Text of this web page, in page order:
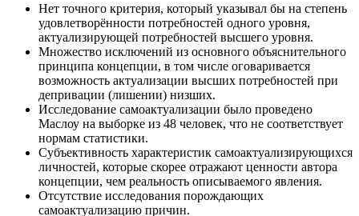
Нет точного критерия, который указывал бы на степень
удовлетворённости потребностей одного уровня,
актуализирующей потребностей высшего уровня.
Множество исключений из основного объяснительного
принципа концепции, в том числе оговаривается
возможность актуализации высших потребностей при
депривации (лишении) низших.
Исследование самоактуализации было проведено
Маслоу на выборке из 48 человек, что не соответствует
нормам статистики.
Субъективность характеристик самоактуализирующихся
личностей, которые скорее отражают ценности автора
концепции, чем реальность описываемого явления.
Отсутствие исследования порождающих
самоактуализацию причин.